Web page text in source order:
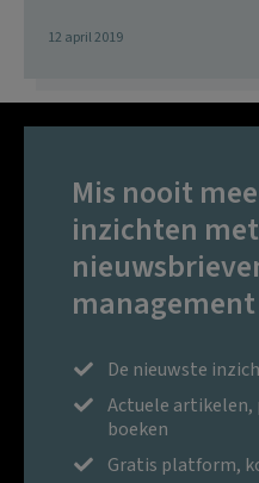
12 april 2019
Mis nooit
inzichten
De nieuwste
Actuele artikelen,
boeken
Gratis platform,